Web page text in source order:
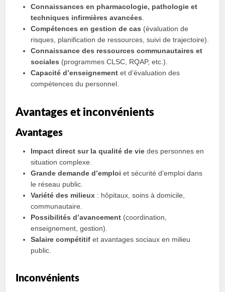
Connaissances en pharmacologie, pathologie et
techniques infirmières avancées
Compétences en gestion de cas (évaluation de
risques, planification de ressources, suivi de trajectoire).
Connaissance des ressources communautaires et
sociales (programmes CLSC, RQAP, etc.).
Capacité d’enseignement et d’évaluation des
compétences du personnel.
Avantages et inconvénients
Avantages
Impact direct sur la qualité de vie des personnes en
situation complexe.
Grande demande d’emploi et sécurité d’emploi dans
le réseau public.
Variété des milieux : hôpitaux, soins à domicile,
communautaire.
Possibilités d’avancement (coordination,
enseignement, gestion).
Salaire compétitif et avantages sociaux en milieu
public.
Inconvénients